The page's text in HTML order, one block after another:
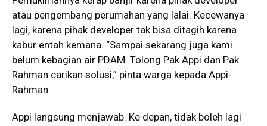
atau pengembang perumahan yang lalai. Kecewanya
lagi, karena pihak developer tak bisa ditagih karena
kabur entah kemana. “Sampai sekarang juga kami
belum kebagian air PDAM. Tolong Pak Appi dan Pak
Rahman carikan solusi,” pinta warga kepada Appi-
Rahman.
Appi langsung menjawab. Ke depan, tidak boleh lagi